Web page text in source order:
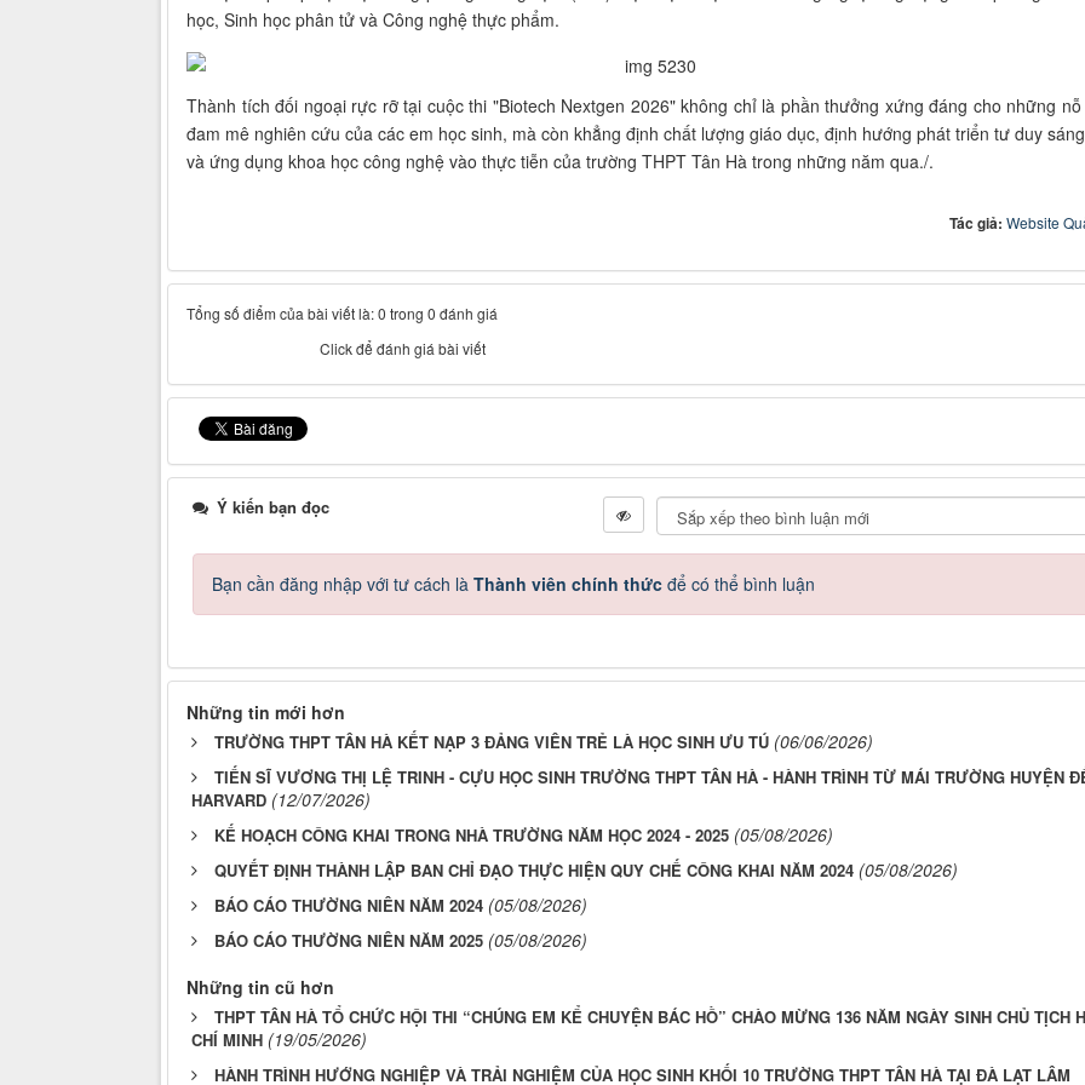
học, Sinh học phân tử và Công nghệ thực phẩm.
Thành tích đối ngoại rực rỡ tại cuộc thi "Biotech Nextgen 2026" không chỉ là phần thưởng xứng đáng cho những nỗ
đam mê nghiên cứu của các em học sinh, mà còn khẳng định chất lượng giáo dục, định hướng phát triển tư duy
và ứng dụng khoa học công nghệ vào thực tiễn của trường THPT Tân Hà trong những năm qua./.
Tác giả: Website
Tổng số điểm của bài viết là: 0 trong 0 đánh giá
Click để đánh giá bài viết
Ý kiến bạn đọc
Bạn cần đăng nhập với tư cách là Thành viên chính thức để có thể bình luận
Những tin mới hơn
TRƯỜNG THPT TÂN HÀ KẾT NẠP 3 ĐẢNG VIÊN TRẺ LÀ HỌC SINH ƯU TÚ (06/06/2026)
TIẾN SĨ VƯƠNG THỊ LỆ TRINH - CỰU HỌC SINH TRƯỜNG THPT TÂN HÀ - HÀNH TRÌNH TỪ MÁI TRƯỜNG HUYỆN
HARVARD (12/07/2026)
KẾ HOẠCH CÔNG KHAI TRONG NHÀ TRƯỜNG NĂM HỌC 2024 - 2025 (05/08/2026)
QUYẾT ĐỊNH THÀNH LẬP BAN CHỈ ĐẠO THỰC HIỆN QUY CHẾ CÔNG KHAI NĂM 2024 (05/08/2026)
BÁO CÁO THƯỜNG NIÊN NĂM 2024 (05/08/2026)
BÁO CÁO THƯỜNG NIÊN NĂM 2025 (05/08/2026)
Những tin cũ hơn
THPT TÂN HÀ TỔ CHỨC HỘI THI “CHÚNG EM KỂ CHUYỆN BÁC HỒ” CHÀO MỪNG 136 NĂM NGÀY SINH CHỦ TỊCH
CHÍ MINH (19/05/2026)
HÀNH TRÌNH HƯỚNG NGHIỆP VÀ TRẢI NGHIỆM CỦA HỌC SINH KHỐI 10 TRƯỜNG THPT TÂN HÀ TẠI ĐÀ LẠT LÂM